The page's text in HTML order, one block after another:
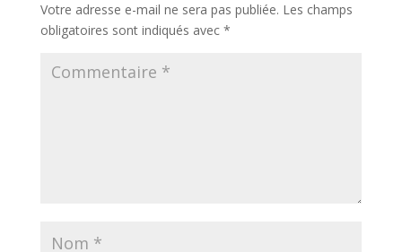
Votre adresse e-mail ne sera pas publiée. Les champs
obligatoires sont indiqués avec *